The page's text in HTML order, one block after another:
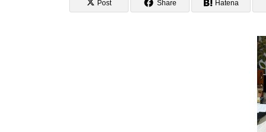
Post Share Hatena